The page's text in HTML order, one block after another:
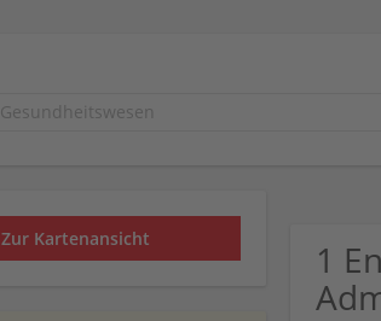
1
Zur Kartenansicht